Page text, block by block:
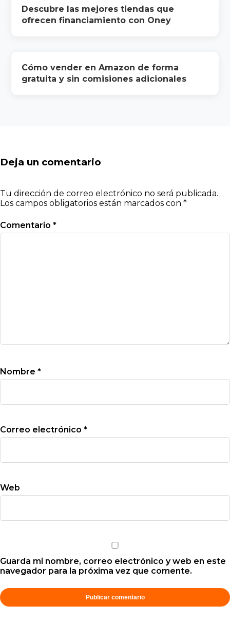
Descubre las mejores tiendas que
ofrecen financiamiento con Oney
Cómo vender en Amazon de forma
gratuita y sin comisiones adicionales
Deja un comentario
Tu dirección de correo electrónico no será publicada.
Los campos obligatorios están marcados con *
Comentario *
Nombre *
Correo electrónico *
Web
Guarda mi nombre, correo electrónico y web en este
navegador para la próxima vez que comente.